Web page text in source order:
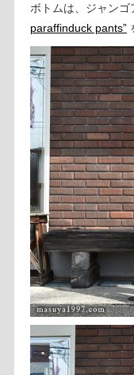
ボトムは、ジャンゴ
paraffinduck pants”